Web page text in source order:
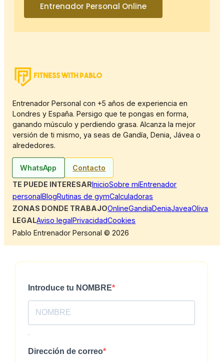
Entrenador Personal Online
Entrenador Personal con +5 años de experiencia en
Londres y España. Persigo que te pongas en forma,
ganando músculo y perdiendo grasa. Alcanza la mejor
versión de ti mismo, ya seas de Gandía, Denia, Jávea o
alrededores.
WhatsApp
Contacto
TE PUEDE INTERESARInicioSobre míEntrenador
personalBlogRutinas de gymCalculadoras
ZONAS DONDE TRABAJOOnlineGandiaDeniaJaveaOliva
LEGALAviso legalPrivacidadCookies
Pablo Entrenador Personal © 2026
Introduce tu NOMBRE
.
Dirección de correo